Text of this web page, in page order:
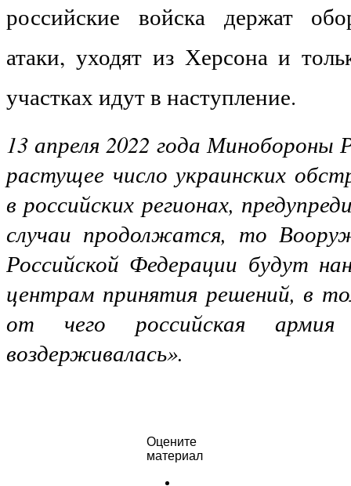
российские войска держат
атаки, уходят из Херсона и
участках идут в наступление.
13 апреля 2022 года
растущее число украинских
в российских регионах,
случаи продолжатся, то
Российской Федерации будут
центрам принятия решений, в
от чего российская
воздерживалась».
Оцените
материал